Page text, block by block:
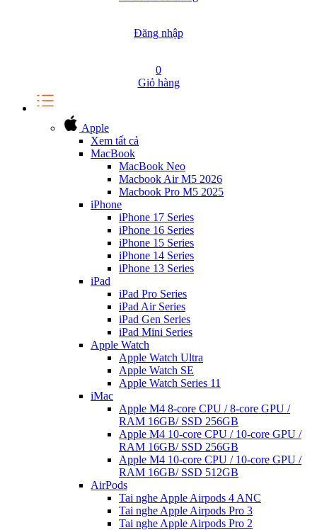
Đăng nhập
0
Giỏ hàng
Apple
Xem tất cả
MacBook
MacBook Neo
Macbook Air M5 2026
Macbook Pro M5 2025
iPhone
iPhone 17 Series
iPhone 16 Series
iPhone 15 Series
iPhone 14 Series
iPhone 13 Series
iPad
iPad Pro Series
iPad Air Series
iPad Gen Series
iPad Mini Series
Apple Watch
Apple Watch Ultra
Apple Watch SE
Apple Watch Series 11
iMac
Apple M4 8-core CPU / 8-core GPU /
RAM 16GB/ SSD 256GB
Apple M4 10-core CPU / 10-core GPU /
RAM 16GB/ SSD 256GB
Apple M4 10-core CPU / 10-core GPU /
RAM 16GB/ SSD 512GB
AirPods
Tai nghe Apple Airpods 4 ANC
Tai nghe Apple Airpods Pro 3
Tai nghe Apple Airpods Pro 2